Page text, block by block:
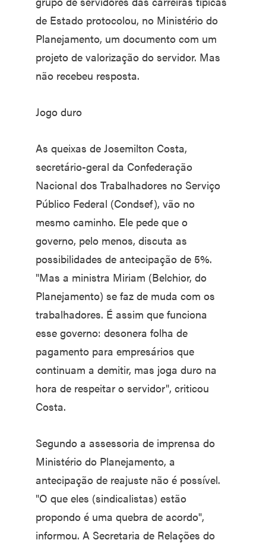
de Estado protocolou, no Ministério do
Planejamento, um documento com um
projeto de valorização do servidor. Mas
não recebeu resposta.
Jogo duro
As queixas de Josemilton Costa,
secretário-geral da Confederação
Nacional dos Trabalhadores no Serviço
Público Federal (Condsef), vão no
mesmo caminho. Ele pede que o
governo, pelo menos, discuta as
possibilidades de antecipação de 5%.
"Mas a ministra Miriam (Belchior, do
Planejamento) se faz de muda com os
trabalhadores. É assim que funciona
esse governo: desonera folha de
pagamento para empresários que
continuam a demitir, mas joga duro na
hora de respeitar o servidor", criticou
Costa.
Segundo a assessoria de imprensa do
Ministério do Planejamento, a
antecipação de reajuste não é possível.
"O que eles (sindicalistas) estão
propondo é uma quebra de acordo",
informou. A Secretaria de Relações do